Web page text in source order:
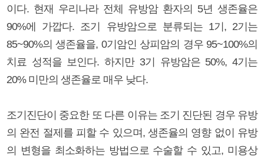
이다. 현재 우리나라 전체 유방암 환자의 5년 생존율은
90%에 가깝다. 조기 유방암으로 분류되는 1기, 2기는
85~90%의 생존율을, 0기암인 상피암의 경우 95~100%의
치료 성적을 보인다. 하지만 3기 유방암은 50%, 4기는
20% 미만의 생존율로 매우 낮다.
조기진단이 중요한 또 다른 이유는 조기 진단된 경우 유방
의 완전 절제를 피할 수 있으며, 생존율의 영향 없이 유방
의 변형을 최소화하는 방법으로 수술할 수 있고, 미용상